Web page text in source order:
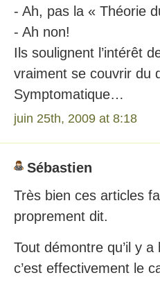
- Ah, pas la « Théorie
- Ah non!
Ils soulignent l’intérêt
vraiment se couvrir du
Symptomatique…
juin 25th, 2009 at 8:18
Sébastien
Très bien ces articles
proprement dit.
Tout démontre qu’il y
c’est effectivement le